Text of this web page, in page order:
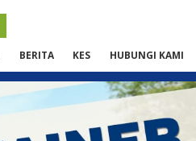
BERITA KES HUBUNGI KAMI